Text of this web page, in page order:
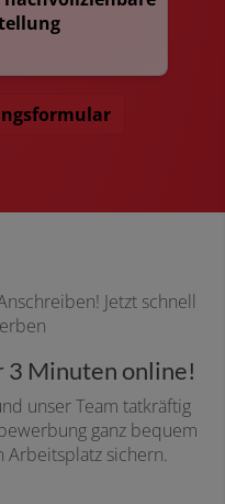
Jetzt schnell
3 Minuten online!
unser Team tatkräftig
ganz bequem
Arbeitsplatz sichern.